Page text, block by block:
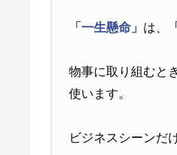
「一生懸命」 は、
物事に取り組むと
使います。
ビジネスシーンだ